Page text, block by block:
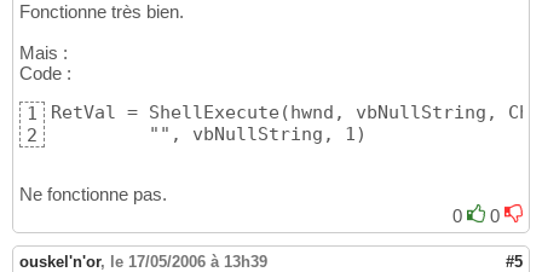
Fonctionne très bien.
Mais :
Code :
1
2
RetVal = ShellExecute(hwnd, vbNullString,
         "", vbNullString, 1)
Ne fonctionne pas.
0
0
ouskel'n'or, le 17/05/2006 à 13h39 #5